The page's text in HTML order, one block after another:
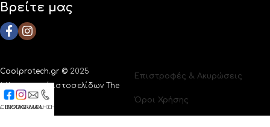
Βρείτε μας
Coolprotech.gr © 2025
Κατασκευή ιστοσελίδων The
Webians
Επιστροφές & Ακυρώσεις
Όροι Χρήσης
INSTAGRAM
E-MAILΚΛΗΣΗ